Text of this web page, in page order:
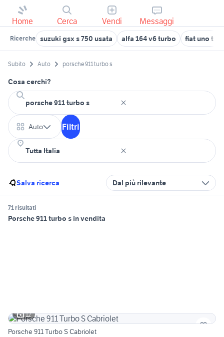
Home Cerca Vendi Messaggi
Ricerche suzuki gsx s 750 usata alfa 164 v6 turbo fiat uno
Subito Auto porsche 911 turbo s
Cosa cerchi?
Auto Filtri
Salva ricerca Dal più rilevante
71 risultati
Porsche 911 turbo s in vendita
12
Porsche 911 Turbo S Cabriolet